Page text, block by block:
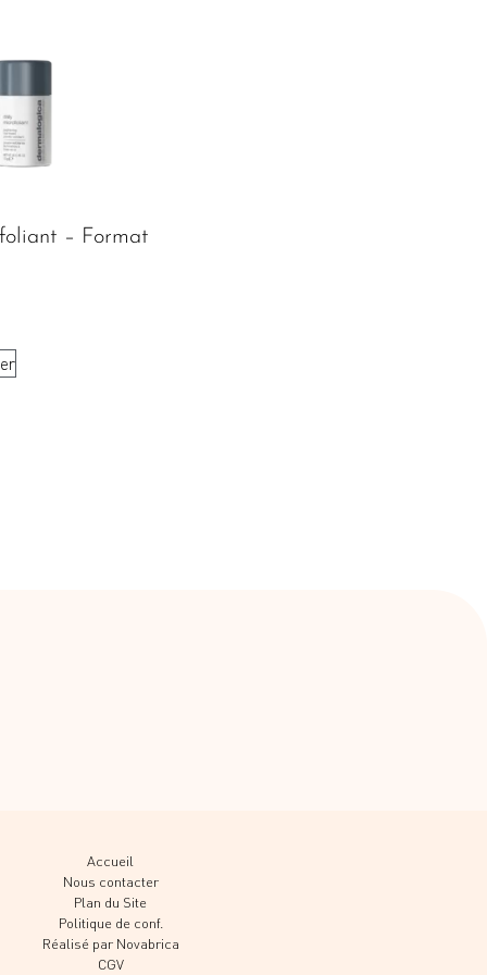
– Format
Accueil
Nous contacter
Plan du Site
Politique de conf.
Réalisé par Novabrica
CGV